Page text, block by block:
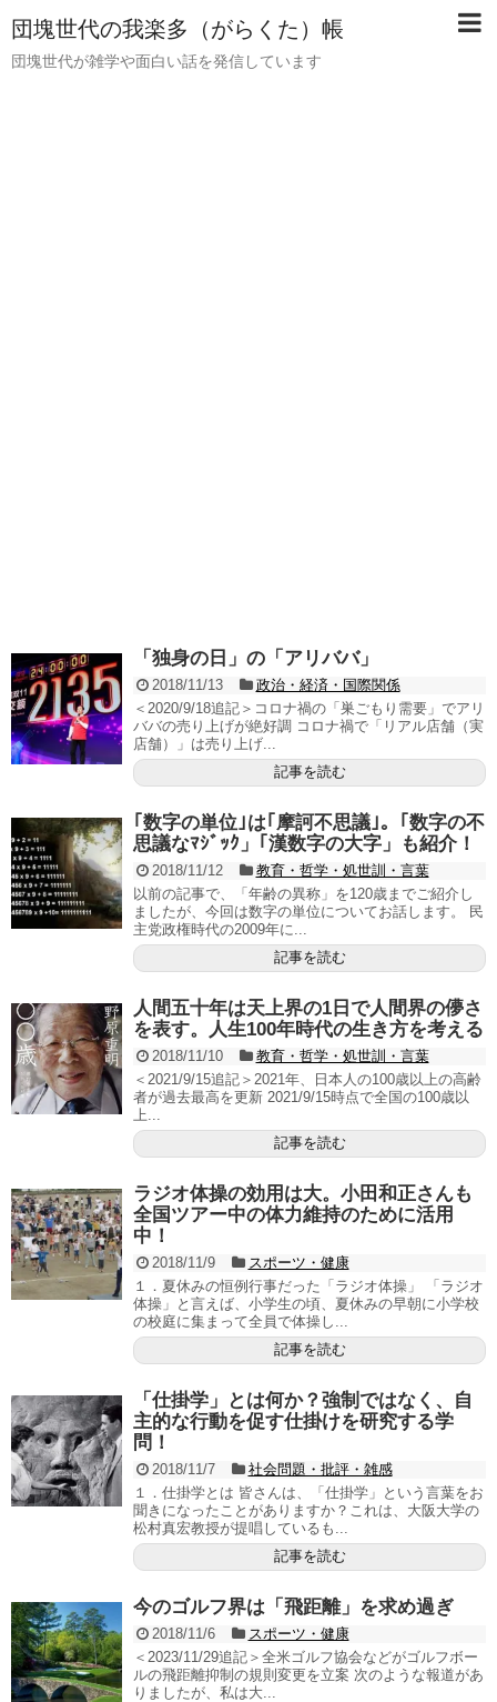
団塊世代の我楽多（がらくた）帳
団塊世代が雑学や面白い話を発信しています
「独身の日」の「アリババ」
2018/11/13
政治・経済・国際関係
＜2020/9/18追記＞コロナ禍の「巣ごもり需要」でアリ
ババの売り上げが絶好調 コロナ禍で「リアル店舗（実
店舗）」は売り上げ...
記事を読む
｢数字の単位｣は｢摩訶不思議｣。｢数字の不
思議なﾏｼﾞｯｸ」｢漢数字の大字」も紹介！
2018/11/12
教育・哲学・処世訓・言葉
以前の記事で、「年齢の異称」を120歳までご紹介し
ましたが、今回は数字の単位についてお話します。 民
主党政権時代の2009年に...
記事を読む
人間五十年は天上界の1日で人間界の儚さ
を表す。人生100年時代の生き方を考える
2018/11/10
教育・哲学・処世訓・言葉
＜2021/9/15追記＞2021年、日本人の100歳以上の高齢
者が過去最高を更新 2021/9/15時点で全国の100歳以
上...
記事を読む
ラジオ体操の効用は大。小田和正さんも
全国ツアー中の体力維持のために活用
中！
2018/11/9
スポーツ・健康
１．夏休みの恒例行事だった「ラジオ体操」 「ラジオ
体操」と言えば、小学生の頃、夏休みの早朝に小学校
の校庭に集まって全員で体操し...
記事を読む
「仕掛学」とは何か？強制ではなく、自
主的な行動を促す仕掛けを研究する学
問！
2018/11/7
社会問題・批評・雑感
１．仕掛学とは 皆さんは、「仕掛学」という言葉をお
聞きになったことがありますか？これは、大阪大学の
松村真宏教授が提唱しているも...
記事を読む
今のゴルフ界は「飛距離」を求め過ぎ
2018/11/6
スポーツ・健康
＜2023/11/29追記＞全米ゴルフ協会などがゴルフボー
ルの飛距離抑制の規則変更を立案 次のような報道があ
りましたが、私は大...